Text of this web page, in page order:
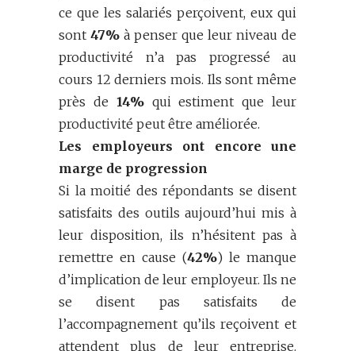
ce que les salariés perçoivent, eux qui
sont 47% à penser que leur niveau de
productivité n’a pas progressé au
cours 12 derniers mois. Ils sont même
près de 14%qui estiment que leur
productivité peut être améliorée.
Les employeurs ont encore une
marge de progression
Si la moitié des répondants se disent
satisfaits des outils aujourd’hui mis à
leur disposition, ils n’hésitent pas à
remettre en cause (42%) le manque
d’implication de leur employeur. Ils ne
se disent pas satisfaits de
l’accompagnement qu’ils reçoivent et
attendent plus de leur entreprise.